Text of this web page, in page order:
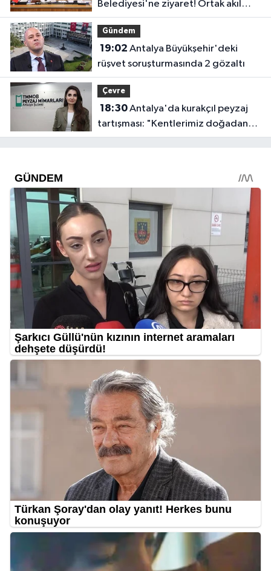
Belediyesi'ne ziyaret! Ortak akıl
sürecine destek verdi
Gündem
19:02
rüşvet soruşturmasında 2 gözaltı
Çevre
18:30Antalya'da kurakçıl peyzaj
tartışması: "Kentlerimiz doğadan
koparılıyor"